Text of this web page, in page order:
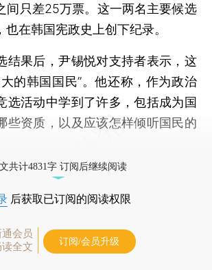
间只差25万票。这一两名主要候选
也在韩国宪政史上创下纪录。
果后，尹锡悦对支持者表示，这
的韩国国民”。他还称，作为政治
选活动中学到了许多，包括成为国
些资质，以及应该怎样倾听国民的
共计4831字 订阅后继续阅读
后获取已订阅的阅读权限
通会员
全文
订阅/会员升级